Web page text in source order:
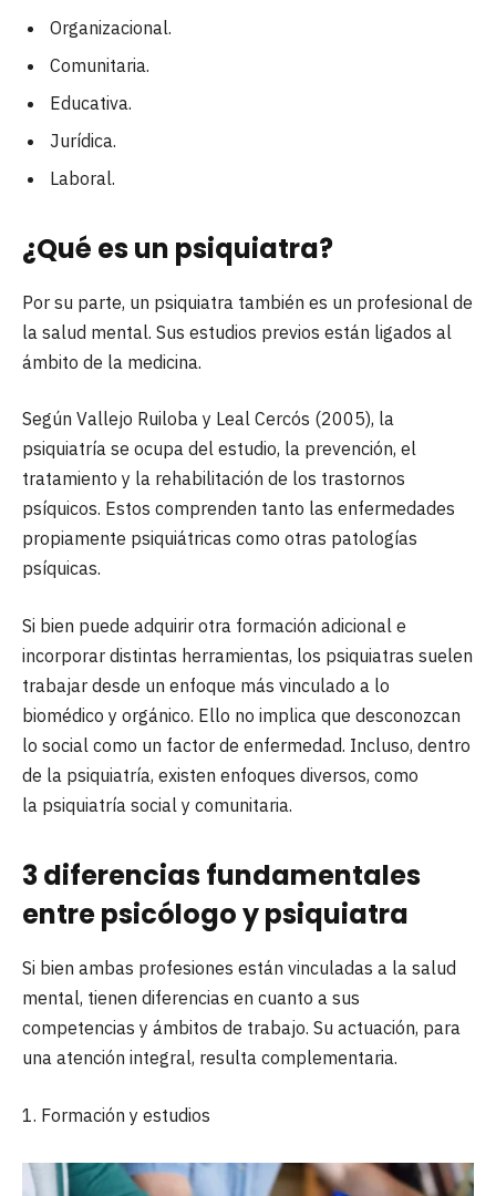
Organizacional.
Comunitaria.
Educativa.
Jurídica.
Laboral.
¿Qué es un psiquiatra?
Por su parte, un psiquiatra también es un profesional de
la salud mental. Sus estudios previos están ligados al
ámbito de la medicina.
Según Vallejo Ruiloba y Leal Cercós (2005), la
psiquiatría se ocupa del estudio, la prevención, el
tratamiento y la rehabilitación de los trastornos
psíquicos. Estos comprenden tanto las enfermedades
propiamente psiquiátricas como otras patologías
psíquicas.
Si bien puede adquirir otra formación adicional e
incorporar distintas herramientas, los psiquiatras suelen
trabajar desde un enfoque más vinculado a lo
biomédico y orgánico. Ello no implica que desconozcan
lo social como un factor de enfermedad. Incluso, dentro
de la psiquiatría, existen enfoques diversos, como
la psiquiatría social y comunitaria.
3 diferencias fundamentales
entre psicólogo y psiquiatra
Si bien ambas profesiones están vinculadas a la salud
mental, tienen diferencias en cuanto a sus
competencias y ámbitos de trabajo. Su actuación, para
una atención integral, resulta complementaria.
1. Formación y estudios